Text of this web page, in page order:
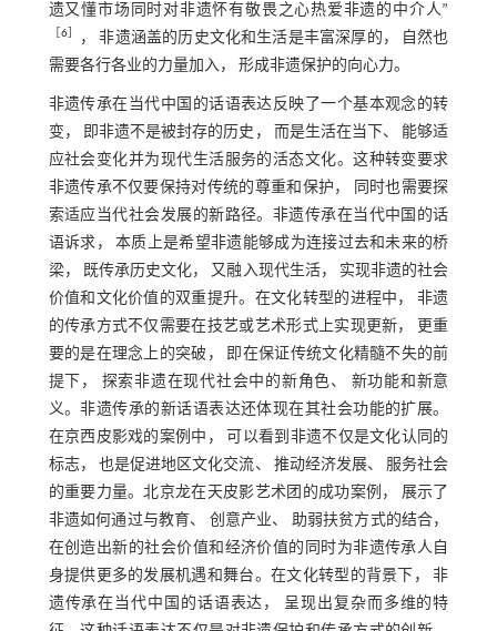
遗又懂市场同时对非遗怀有敬畏之心热爱非遗的中介人”
6］
， 非遗涵盖的历史文化和生活是丰富深厚的， 自然也
需要各行各业的力量加入， 形成非遗保护的向心力。
非遗传承在当代中国的话语表达反映了一个基本观念的转
变， 即非遗不是被封存的历史， 而是生活在当下、 能够适
应社会变化并为现代生活服务的活态文化。这种转变要求
非遗传承不仅要保持对传统的尊重和保护， 同时也需要探
索适应当代社会发展的新路径。非遗传承在当代中国的话
语诉求， 本质上是希望非遗能够成为连接过去和未来的桥
梁， 既传承历史文化， 又融入现代生活， 实现非遗的社会
价值和文化价值的双重提升。在文化转型的进程中， 非遗
的传承方式不仅需要在技艺或艺术形式上实现更新， 更重
要的是在理念上的突破， 即在保证传统文化精髓不失的前
提下， 探索非遗在现代社会中的新角色、 新功能和新意
义。非遗传承的新话语表达还体现在其社会功能的扩展。
在京西皮影戏的案例中， 可以看到非遗不仅是文化认同的
标志， 也是促进地区文化交流、 推动经济发展、 服务社会
的重要力量。北京龙在天皮影艺术团的成功案例， 展示了
非遗如何通过与教育、 创意产业、 助弱扶贫方式的结合，
在创造出新的社会价值和经济价值的同时为非遗传承人自
身提供更多的发展机遇和舞台。在文化转型的背景下， 非
遗传承在当代中国的话语表达， 呈现出复杂而多维的特